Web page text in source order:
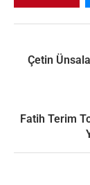
Çetin
Fatih Terim